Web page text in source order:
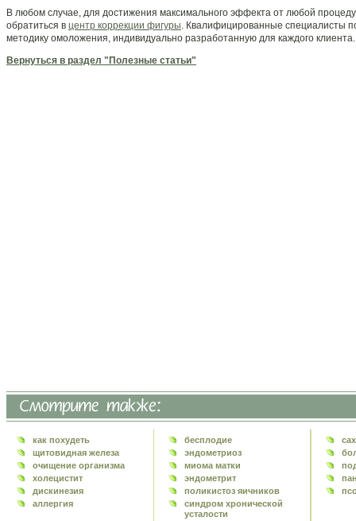
В любом случае, для достижения максимального эффекта от любой
обратиться в центр коррекции фигуры. Квалифицированные специалисты
методику омоложения, индивидуально разработанную для каждого клиента.
Вернуться в раздел "Полезные статьи"
как похудеть
щитовидная железа
очищение организма
холецистит
дискинезия
аллергия
бесплодие
эндометриоз
миома матки
эндометрит
поликистоз яичников
синдром хронической
усталости